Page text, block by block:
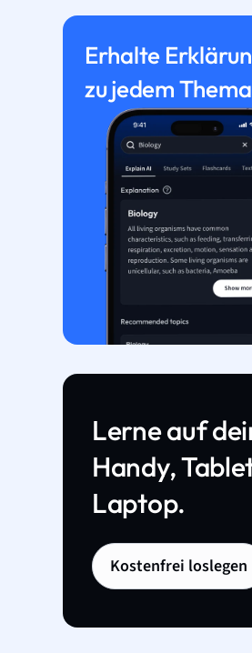
Erhalte
zu jedem
Lerne auf
Handy,
Laptop.
Kostenfrei loslegen